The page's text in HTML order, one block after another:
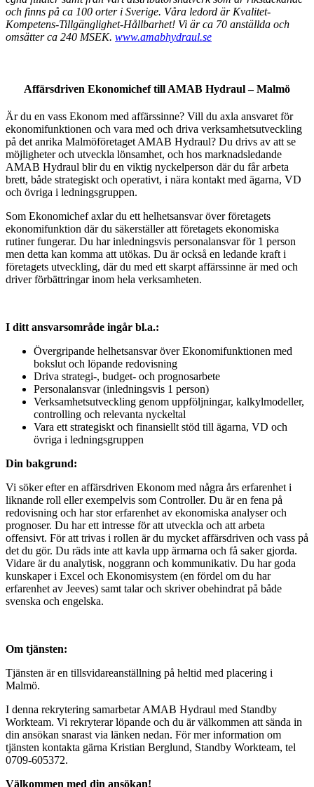
och finns på ca 100 orter i Sverige. Våra ledord är Kvalitet-
Kompetens-Tillgänglighet-Hållbarhet! Vi är ca 70 anställda och
omsätter ca 240 MSEK. www.amabhydraul.se
Affärsdriven Ekonomichef till AMAB Hydraul – Malmö
Är du en vass Ekonom med affärssinne? Vill du axla ansvaret för
ekonomifunktionen och vara med och driva verksamhetsutveckling
på det anrika Malmöföretaget AMAB Hydraul? Du drivs av att se
möjligheter och utveckla lönsamhet, och hos marknadsledande
AMAB Hydraul blir du en viktig nyckelperson där du får arbeta
brett, både strategiskt och operativt, i nära kontakt med ägarna, VD
och övriga i ledningsgruppen.
Som Ekonomichef axlar du ett helhetsansvar över företagets
ekonomifunktion där du säkerställer att företagets ekonomiska
rutiner fungerar. Du har inledningsvis personalansvar för 1 person
men detta kan komma att utökas. Du är också en ledande kraft i
företagets utveckling, där du med ett skarpt affärssinne är med och
driver förbättringar inom hela verksamheten.
I ditt ansvarsområde ingår bl.a.:
Övergripande helhetsansvar över Ekonomifunktionen med
bokslut och löpande redovisning
Driva strategi-, budget- och prognosarbete
Personalansvar (inledningsvis 1 person)
Verksamhetsutveckling genom uppföljningar, kalkylmodeller,
controlling och relevanta nyckeltal
Vara ett strategiskt och finansiellt stöd till ägarna, VD och
övriga i ledningsgruppen
Din bakgrund:
Vi söker efter en affärsdriven Ekonom med några års erfarenhet i
liknande roll eller exempelvis som Controller. Du är en fena på
redovisning och har stor erfarenhet av ekonomiska analyser och
prognoser. Du har ett intresse för att utveckla och att arbeta
offensivt. För att trivas i rollen är du mycket affärsdriven och vass på
det du gör. Du räds inte att kavla upp ärmarna och få saker gjorda.
Vidare är du analytisk, noggrann och kommunikativ. Du har goda
kunskaper i Excel och Ekonomisystem (en fördel om du har
erfarenhet av Jeeves) samt talar och skriver obehindrat på både
svenska och engelska.
Om tjänsten:
Tjänsten är en tillsvidareanställning på heltid med placering i
Malmö.
I denna rekrytering samarbetar AMAB Hydraul med Standby
Workteam. Vi rekryterar löpande och du är välkommen att sända in
din ansökan snarast via länken nedan. För mer information om
tjänsten kontakta gärna Kristian Berglund, Standby Workteam, tel
0709-605372.
Välkommen med din ansökan!